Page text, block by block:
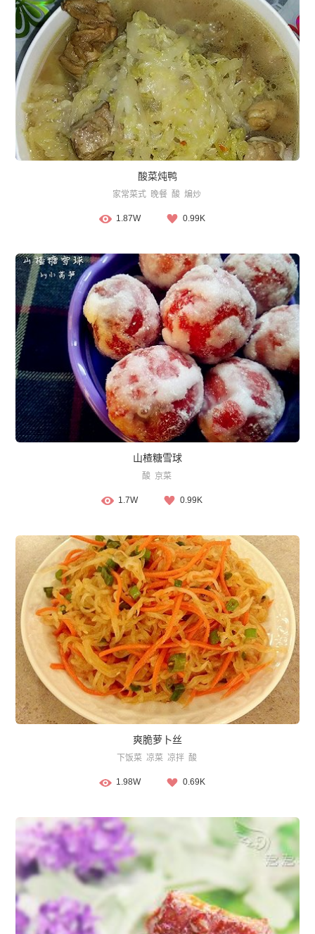
酸菜炖鸭
家常菜式 晚餐 酸 煸炒
1.87W 0.99K
山楂糖雪球
酸 京菜
1.7W 0.99K
爽脆萝卜丝
下饭菜 凉菜 凉拌 酸
1.98W 0.69K